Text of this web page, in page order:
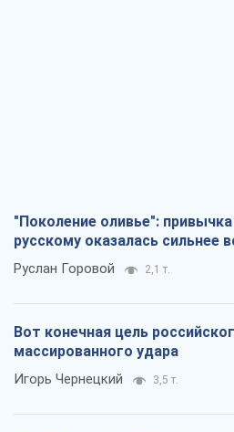
"Поколение оливье":
русскому оказалась сильнее
Руслан Горовой 2,1 т.
Вот конечная цель
массированного удара
Игорь Чернецкий 3,5 т.